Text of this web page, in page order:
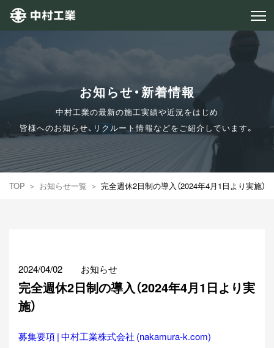
お知らせ・新着情報
中村工業の最新の施工実績や近況をはじめ
皆様へのお知らせ、リクルート情報などをご紹介しています。
TOP お知らせ一覧 完全週休2日制の導入（2024年4月1日より実施）
2024/04/02 お知らせ
完全週休2日制の導入（2024年4月1日より実
施）
募集要項 | 中村工業株式会社 (nakamura-k.com)